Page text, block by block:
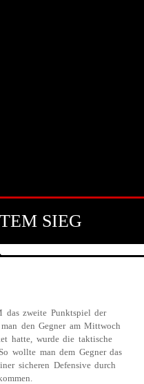
SIEG
das zweite Punktspiel der
den Gegner am Mittwoch
hatte, wurde die taktische
wollte man dem Gegner das
sicheren Defensive durch